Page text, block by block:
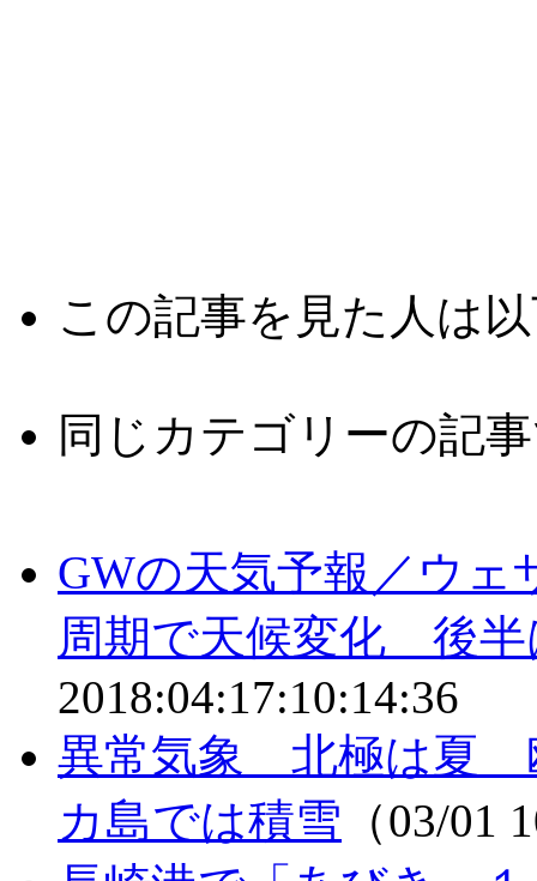
この記事を見た人は
同じカテゴリーの記
GWの天気予報／ウ
周期で天候変化 後半
2018:04:17:10:14:36
異常気象 北極は夏
カ島では積雪 （03/01